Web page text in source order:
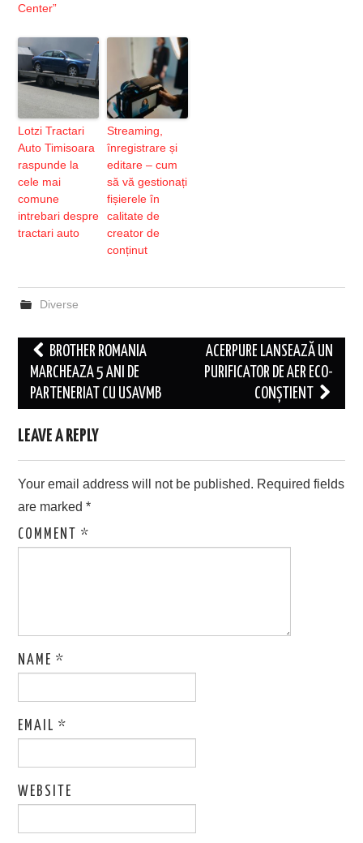
Center”
Lotzi Tractari
Auto Timisoara
raspunde la
cele mai
comune
intrebari despre
tractari auto
Streaming,
înregistrare și
editare – cum
să vă gestionați
fișierele în
calitate de
creator de
conținut
Diverse
Post
navigation
BROTHER ROMANIA
MARCHEAZA 5 ANI DE
PARTENERIAT CU USAVMB
ACERPURE LANSEAZĂ UN
PURIFICATOR DE AER ECO-
CONȘTIENT
LEAVE A REPLY
Your email address will not be published. Required fields
are marked*
COMMENT*
NAME*
EMAIL*
WEBSITE